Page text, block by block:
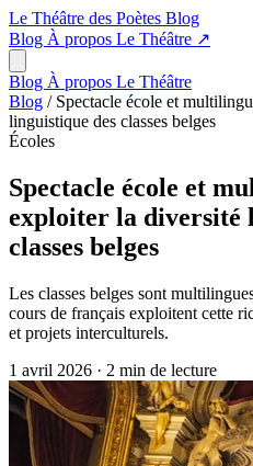
Le Théâtre des Poètes Blog
Blog À propos Le Théâtre ↗
Blog À propos Le Théâtre
Blog / Spectacle école et
linguistique des classes belges
Écoles
Spectacle école et
exploiter la diversité
classes belges
Les classes belges sont
cours de français exploitent cette
et projets interculturels.
1 avril 2026 · 2 min de lecture